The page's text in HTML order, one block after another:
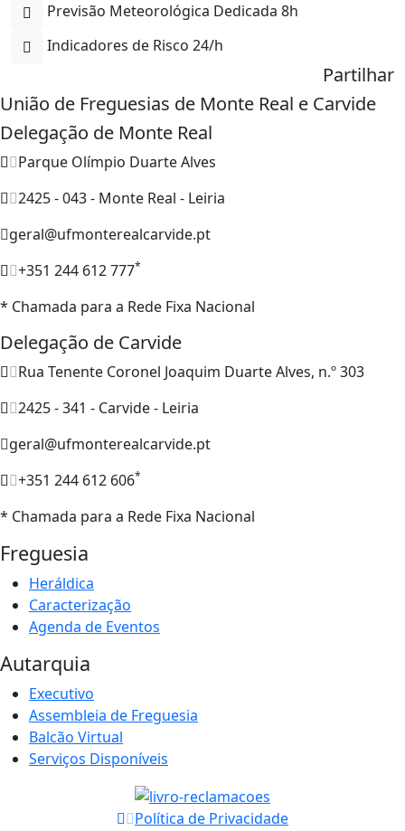
Previsão Meteorológica Dedicada 8h
Indicadores de Risco 24/h
Partilhar
União de Freguesias de Monte Real e Carvide
Delegação de Monte Real
Parque Olímpio Duarte Alves
2425 - 043 - Monte Real - Leiria
geral@ufmonterealcarvide.pt
+351 244 612 777*
* Chamada para a Rede Fixa Nacional
Delegação de Carvide
Rua Tenente Coronel Joaquim Duarte Alves, n.º 303
2425 - 341 - Carvide - Leiria
geral@ufmonterealcarvide.pt
+351 244 612 606*
* Chamada para a Rede Fixa Nacional
Freguesia
Heráldica
Caracterização
Agenda de Eventos
Autarquia
Executivo
Assembleia de Freguesia
Balcão Virtual
Serviços Disponíveis
Política de Privacidade